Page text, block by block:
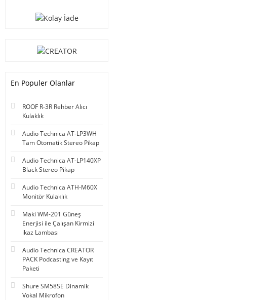
En Populer Olanlar
ROOF R-3R Rehber Alıcı
Kulaklık
Audio Technica AT-LP3WH
Tam Otomatik Stereo Pikap
Audio Technica AT-LP140XP
Black Stereo Pikap
Audio Technica ATH-M60X
Monitör Kulaklık
Maki WM-201 Güneş
Enerjisi ile Çalışan Kirmizi
ikaz Lambası
Audio Technica CREATOR
PACK Podcasting ve Kayıt
Paketi
Shure SM58SE Dinamik
Vokal Mikrofon